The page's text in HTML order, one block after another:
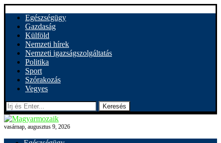
Egészségügy
Gazdaság
Külföld
Nemzeti hírek
Nemzeti igazságszolgáltatás
Politika
Sport
Szórakozás
Vegyes
Keresés
vasárnap, augusztus 9, 2026